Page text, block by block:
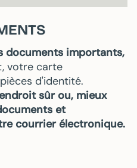
documents importants,
votre carte
d'identité.
sûr ou, mieux
et
courrier électronique.